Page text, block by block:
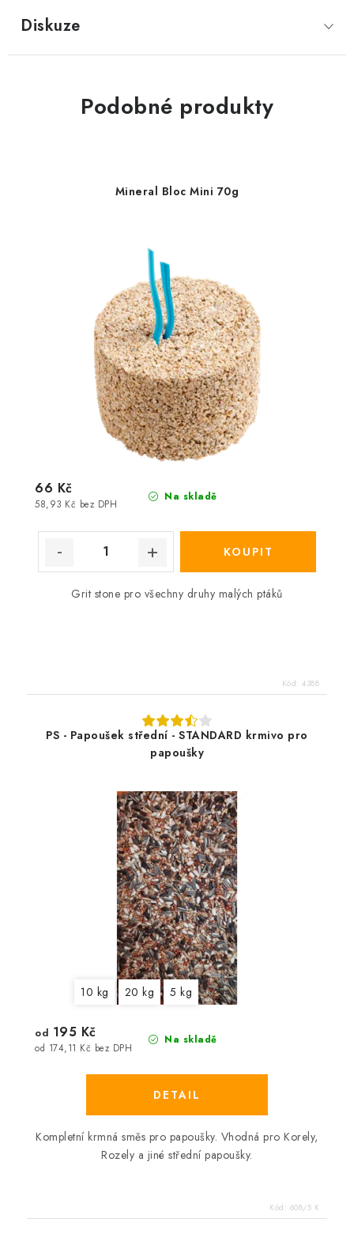
Diskuze
Podobné produkty
Mineral Bloc Mini 70g
Na skladě
58,93 Kč bez DPH
66 Kč
Grit stone pro všechny druhy malých ptáků
Kód: 4388
PS - Papoušek střední - STANDARD krmivo pro
papoušky
10 kg 20 kg 5 kg
Na skladě
od 174,11 Kč bez DPH
od 195 Kč
Kompletní krmná směs pro papoušky. Vhodná pro Korely,
Rozely a jiné střední papoušky.
Kód: 608/5 K